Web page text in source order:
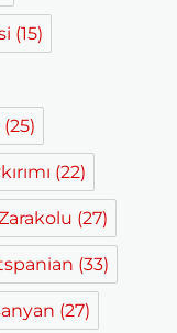
(15)
(25)
(22)
(27)
(33)
(27)